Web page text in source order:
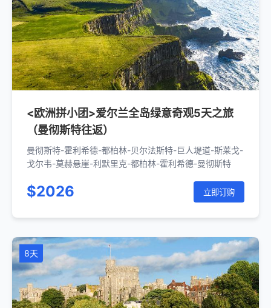
<欧洲拼小团>爱尔兰全岛绿意奇观5天之旅
（曼彻斯特往返）
曼彻斯特-霍利希德-都柏林-贝尔法斯特-巨人堤道-斯莱戈-
戈尔韦-莫赫悬崖-利默里克-都柏林-霍利希德-曼彻斯特
$2026 立即订购
8天